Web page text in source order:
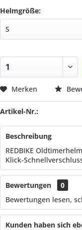
Helmgröße:
Merken
Artikel-Nr.:
Beschreibung
REDBIKE
Klick-
Bewertungen
0
Bewertungen lesen,
Kunden haben sich